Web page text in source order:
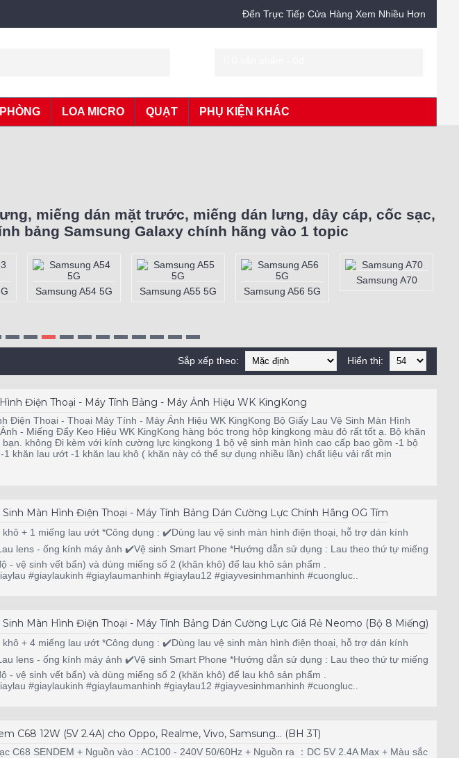
Đến Trực Tiếp Cửa Hàng Xem Nhiều Hơn
LOA MICRO QUẠT PHỤ KIỆN KHÁC
miếng dán mặt trước, miếng dán lưng, dây cáp, cốc sạc,
bảng Samsung Galaxy chính hãng vào 1 topic
Samsung A6
Samsung A6
Samsung A7 2018
Hiển thị:
Sắp xếp theo:
Điện Thoại - Máy Tính Bảng - Máy Ảnh Hiệu WK KingKong
Điện Thoại - Thoại Máy Tính - Máy Ảnh Hiệu WK KingKong Bộ Giấy Lau Vệ Sinh Màn Hình
- Miếng Đẩy Keo Hiệu WK KingKong hàng bóc trong hộp kingkong màu đỏ rất tốt ạ. Bộ khăn
không Đi kèm với kính cường lực kingkong 1 bộ vệ sinh màn hình cao cấp bao gồm -1 bộ
khăn lau ướt -1 khăn lau khô ( khăn này có thể sự dụng nhiều lần) chất liệu vải rất mịn
Sinh Màn Hình Điện Thoại - Máy Tính Bảng Dán Cường Lực Chính Hãng OG Tím
+ 1 miếng lau ướt *Công dụng : ✔️Dùng lau vệ sinh màn hình điện thoại, hỗ trợ dán kính
lens - ống kính máy ảnh ✔️Vệ sinh Smart Phone *Hướng dẫn sử dụng : Lau theo thứ tự miếng
- vệ sinh vết bẩn) và dùng miếng số 2 (khăn khô) để lau khô sản phẩm .
#giaylaukinh #giaylaumanhinh #giaylau12 #giayvesinhmanhinh #cuongluc..
Sinh Màn Hình Điện Thoại - Máy Tính Bảng Dán Cường Lực Giá Rẻ Neomo (Bộ 8 Miếng)
+ 4 miếng lau ướt *Công dụng : ✔️Dùng lau vệ sinh màn hình điện thoại, hỗ trợ dán kính
lens - ống kính máy ảnh ✔️Vệ sinh Smart Phone *Hướng dẫn sử dụng : Lau theo thứ tự miếng
- vệ sinh vết bẩn) và dùng miếng số 2 (khăn khô) để lau khô sản phẩm .
#giaylaukinh #giaylaumanhinh #giaylau12 #giayvesinhmanhinh #cuongluc..
C68 12W (5V 2.4A) cho Oppo, Realme, Vivo, Samsung... (BH 3T)
C68 SENDEM + Nguồn vào : AC100 - 240V 50/60Hz + Nguồn ra ：DC 5V 2.4A Max + Màu sắc